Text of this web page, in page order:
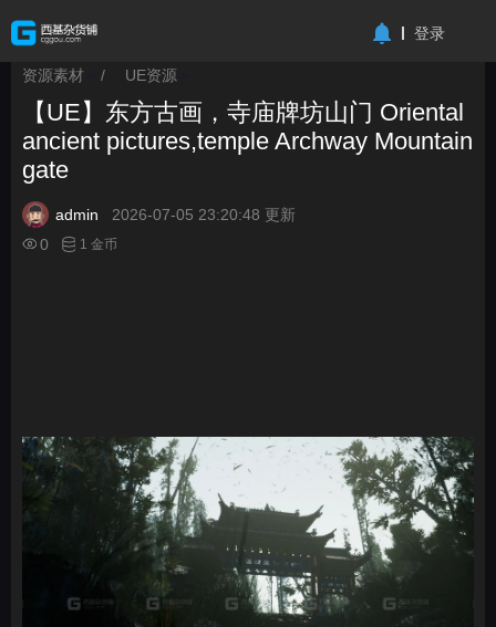
登录
资源素材 / UE资源
【UE】东方古画，寺庙牌坊山门 Oriental
ancient pictures,temple Archway Mountain
gate
admin
2026-07-05 23:20:48 更新
0
1 金币